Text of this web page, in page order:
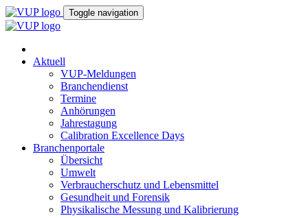
Toggle navigation
Aktuell
VUP-Meldungen
Branchendienst
Termine
Anhörungen
Jahrestagung
Calibration Excellence Days
Branchenportale
Übersicht
Umwelt
Verbraucherschutz und Lebensmittel
Gesundheit und Forensik
Physikalische Messung und Kalibrierung